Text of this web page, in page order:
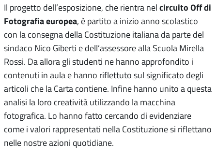
Il progetto dell’esposizione, che rientra nel circuito Off di
Fotografia europea, è partito a inizio anno scolastico
con la consegna della Costituzione italiana da parte del
sindaco Nico Giberti e dell’assessore alla Scuola Mirella
Rossi. Da allora gli studenti ne hanno approfondito i
contenuti in aula e hanno riflettuto sul significato degli
articoli che la Carta contiene. Infine hanno unito a questa
analisi la loro creatività utilizzando la macchina
fotografica. Lo hanno fatto cercando di evidenziare
come i valori rappresentati nella Costituzione si riflettano
nelle nostre azioni quotidiane.